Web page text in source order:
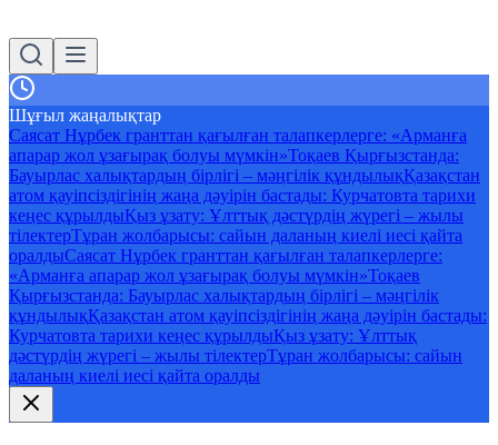
Шұғыл жаңалықтар
Саясат Нұрбек гранттан қағылған талапкерлерге: «Арманға
апарар жол ұзағырақ болуы мүмкін»Тоқаев Қырғызстанда:
Бауырлас халықтардың бірлігі – мәңгілік құндылықҚазақстан
атом қауіпсіздігінің жаңа дәуірін бастады: Курчатовта тарихи
кеңес құрылдыҚыз ұзату: Ұлттық дәстүрдің жүрегі – жылы
тілектерТұран жолбарысы: сайын даланың киелі иесі қайта
оралдыСаясат Нұрбек гранттан қағылған талапкерлерге:
«Арманға апарар жол ұзағырақ болуы мүмкін»Тоқаев
Қырғызстанда: Бауырлас халықтардың бірлігі – мәңгілік
құндылықҚазақстан атом қауіпсіздігінің жаңа дәуірін бастады:
Курчатовта тарихи кеңес құрылдыҚыз ұзату: Ұлттық
дәстүрдің жүрегі – жылы тілектерТұран жолбарысы: сайын
даланың киелі иесі қайта оралды